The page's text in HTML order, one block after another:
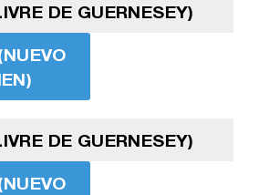
DE GUERNESEY)
DE GUERNESEY)